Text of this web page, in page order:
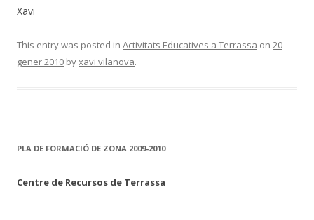
Xavi
This entry was posted in Activitats Educatives a Terrassa on 20
gener 2010 byxavi vilanova.
PLA DE FORMACIÓ DE ZONA 2009-2010
Centre de Recursos de Terrassa